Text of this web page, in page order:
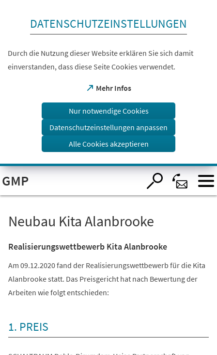
Visuelle
Assistenzsoftware
öffnen.
DATENSCHUTZEINSTELLUNGEN
Durch die Nutzung dieser Website erklären Sie sich damit
einverstanden, dass diese Seite Cookies verwendet.
Mehr Infos
(Öffnet
einem
Tab)
Nur notwendige Cookies
Datenschutzeinstellungen anpassen
Alle Cookies akzeptieren
GMP
Neubau Kita Alanbrooke
Realisierungswettbewerb Kita Alanbrooke
Am 09.12.2020 fand der Realisierungswettbewerb für die Kita
Alanbrooke statt. Das Preisgericht hat nach Bewertung der
Arbeiten wie folgt entschieden:
1. PREIS